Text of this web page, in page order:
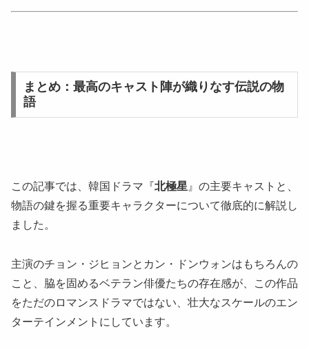
まとめ：最高のキャスト陣が織りなす伝説の物
語
この記事では、韓国ドラマ『北極星 』の主要キャストと、
物語の鍵を握る重要キャラクターについて徹底的に解説し
ました。
主演のチョン・ジヒョンとカン・ドンウォンはもちろんの
こと、脇を固めるベテラン俳優たちの存在感が、この作品
をただのロマンスドラマではない、壮大なスケールのエン
ターテインメントにしています。